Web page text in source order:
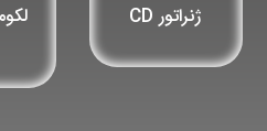
ژنراتور CD